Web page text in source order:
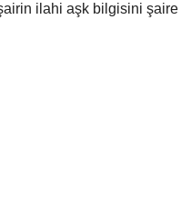
ilahi aşk bilgisini şaire